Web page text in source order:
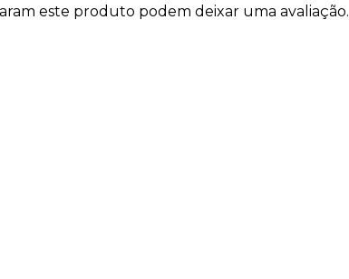
este produto podem deixar uma avaliação.